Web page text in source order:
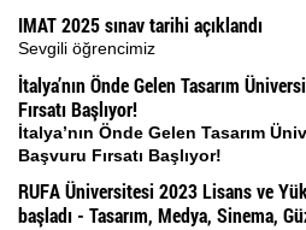
IMAT 2025 sınav tarihi açıklandı
Sevgili öğrencimiz
İtalya’nın Önde Gelen Tasarım
Fırsatı Başlıyor!
İtalya’nın Önde Gelen Tasarım
Başvuru Fırsatı Başlıyor!
RUFA Üniversitesi 2023 Lisans ve
başladı - Tasarım, Medya, Sinema,